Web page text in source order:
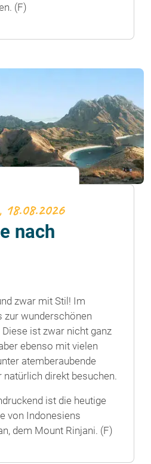
(F)
18.08.2026
nach
zwar mit Stil! Im
zur wunderschönen
ist zwar nicht ganz
ebenso mit vielen
atemberaubende
direkt besuchen.
ist die heutige
von Indonesiens
dem Mount Rinjani. (F)